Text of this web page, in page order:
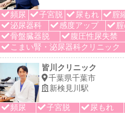
頻尿 子宮脱 尿もれ 腟
泌尿器科
感度アップ
骨盤臓器脱
腹圧性尿失禁
こまい腎・泌尿器科クリニック
皆川クリニック
千葉県千葉市
新検見川駅
頻尿 子宮脱 尿もれ